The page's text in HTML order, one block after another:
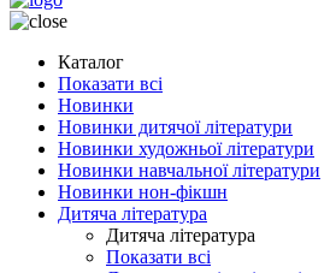
Каталог
Показати всі
Новинки
Новинки дитячої літератури
Новинки художньої літератури
Новинки навчальної літератури
Новинки нон-фікшн
Дитяча література
Дитяча література
Показати всі